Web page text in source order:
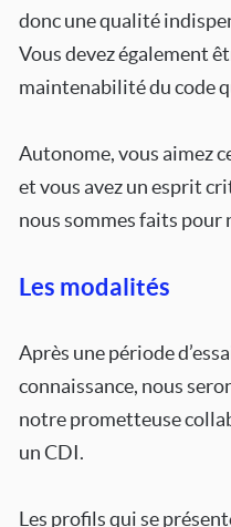
donc une qualité
Vous devez également
maintenabilité du code
Autonome, vous aimez
et vous avez un esprit
nous sommes faits pour
Les modalités
Après une période
connaissance, nous
notre prometteuse
un CDI.
Les profils qui se